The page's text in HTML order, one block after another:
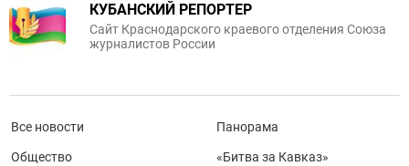
КУБАНСКИЙ РЕПОРТЕР
Сайт Краснодарского краевого отделения Союза
журналистов России
Все новости
Общество
Панорама
«Битва за Кавказ»